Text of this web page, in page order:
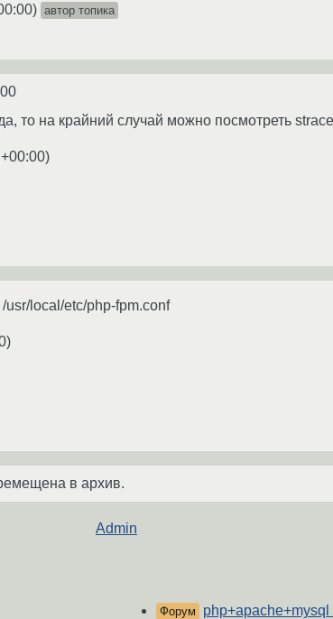
) автор топика
то на крайний случай можно посмотреть
)
usr/local/etc/php-fpm.conf
)
в архив.
Admin
Форум